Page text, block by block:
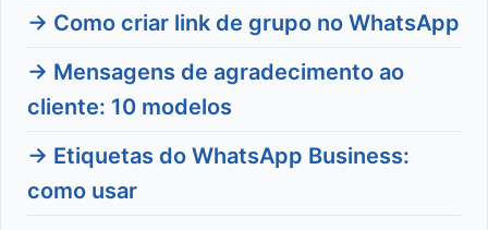
→ Como criar link de grupo no WhatsApp
→ Mensagens de agradecimento ao
cliente: 10 modelos
→ Etiquetas do WhatsApp Business:
como usar